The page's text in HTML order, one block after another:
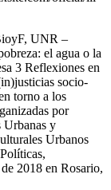
UNR –
el agua o la
3 Reflexiones en
socio-
torno a los
por
Urbanas y
Urbanos
2018 en Rosario,